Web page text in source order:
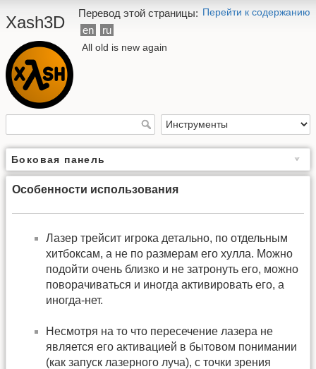
Перейти к содержанию
Перевод этой страницы:
en
ru
Xash3D
All old is new again
Боковая панель
Особенности использования
Лазер трейсит игрока детально, по отдельным
хитбоксам, а не по размерам его хулла. Можно
подойти очень близко и не затронуть его, можно
поворачиваться и иногда активировать его, а
иногда-нет.
Несмотря на то что пересечение лазера не
является его активацией в бытовом понимании
(как запуск лазерного луча), с точки зрения